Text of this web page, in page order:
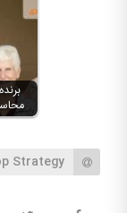
محاسبه؛ ۲۶
Strategy